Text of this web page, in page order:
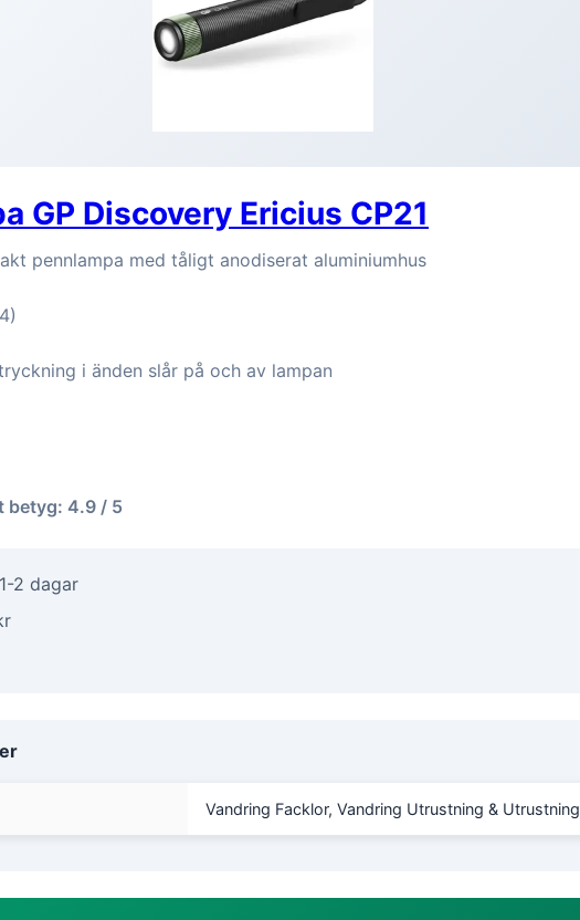
GP Discovery Ericius CP21
pennlampa med tåligt anodiserat aluminiumhus
i änden slår på och av lampan
betyg: 4.9 / 5
2 dagar
Vandring Facklor, Vandring Utrustning & Utrustning